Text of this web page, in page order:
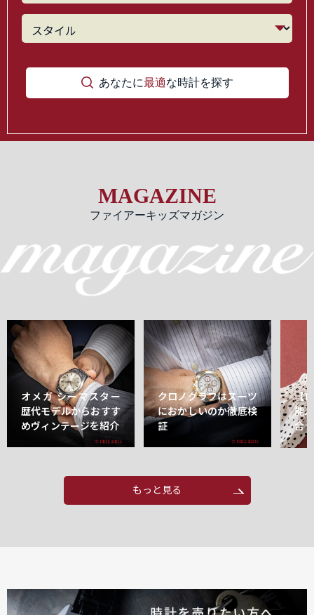
あなたに最適な時計を探す
MAGAZINE
ファイアーキッズマガジン
オメガ シーマスター
歴代モデルからおすす
めヴィンテージを紹介
クロノグラフはスーツ
におかしいのか徹底検
証
【
能
合
もっと見る